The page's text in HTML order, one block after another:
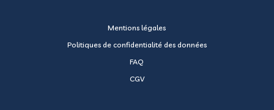
Mentions légales
Politiques de confidentialité des données
FAQ
CGV